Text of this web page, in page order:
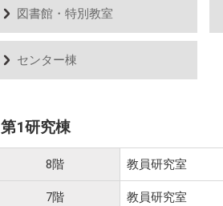
図書館・特別教室
センター棟
第1研究棟
8階 教員研究室
7階 教員研究室